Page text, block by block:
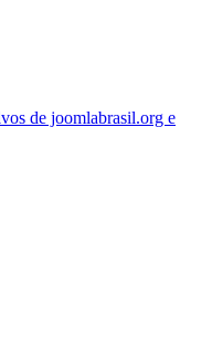
de joomlabrasil.org e